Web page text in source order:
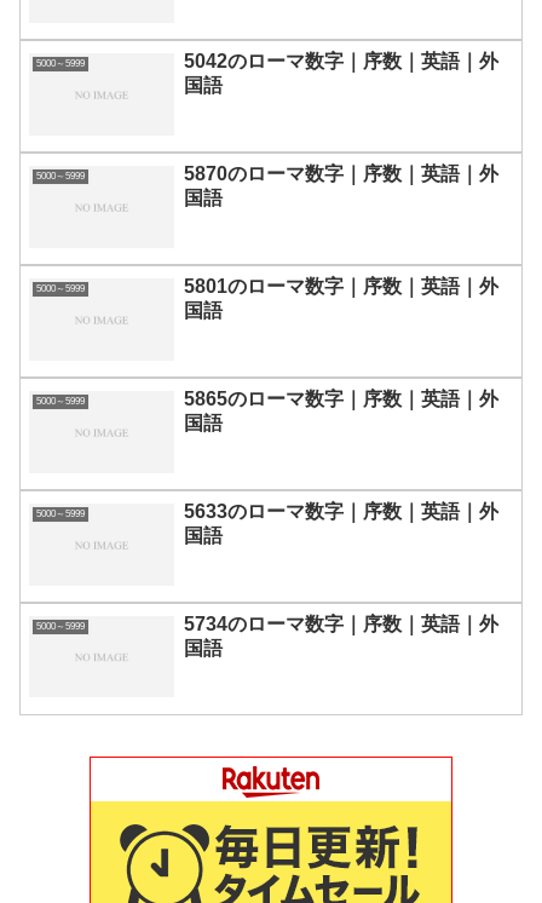
5000～5999
5042のローマ数字｜序数｜英語｜外
国語
5000～5999
5870のローマ数字｜序数｜英語｜外
国語
5000～5999
5801のローマ数字｜序数｜英語｜外
国語
5000～5999
5865のローマ数字｜序数｜英語｜外
国語
5000～5999
5633のローマ数字｜序数｜英語｜外
国語
5000～5999
5734のローマ数字｜序数｜英語｜外
国語